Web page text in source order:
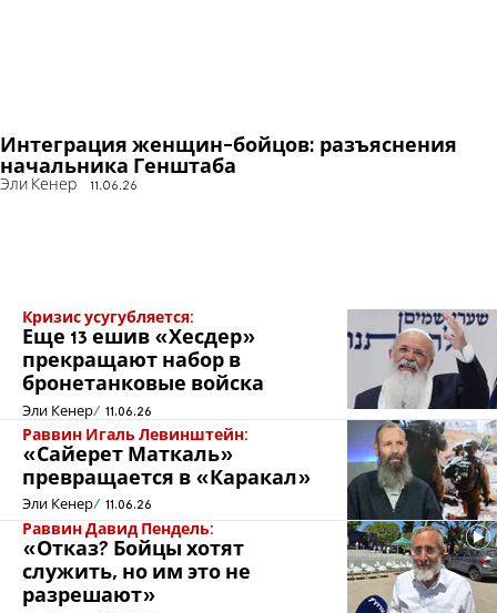
Интеграция женщин-бойцов: разъяснения
начальника Генштаба
Эли Кенер 11.06.26
Кризис усугубляется:
Еще 13 ешив «Хесдер»
прекращают набор в
бронетанковые войска
Эли Кенер 11.06.26
Раввин Игаль Левинштейн:
«Сайерет Маткаль»
превращается в «Каракал»
Эли Кенер 11.06.26
Раввин Давид Пендель:
«Отказ? Бойцы хотят
служить, но им это не
разрешают»